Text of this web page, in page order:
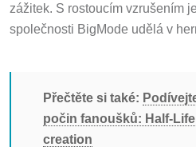
zážitek. S rostoucím vzrušením
společnosti BigMode udělá v
Přečtěte si také:
počin fanoušků: Half-
creation